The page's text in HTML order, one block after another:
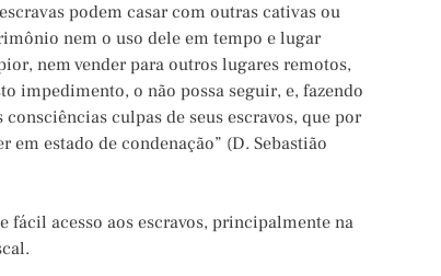
podem casar com outras cativas ou
nem o uso dele em tempo e lugar
nem vender para outros lugares remotos,
impedimento, o não possa seguir, e, fazendo
culpas de seus escravos, que por
em estado de condenação” (D. Sebastião
fácil acesso aos escravos, principalmente na